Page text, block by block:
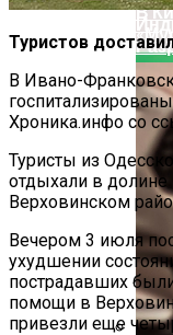
В
Туристов
В Ивано-
Хроника.инфо со
Туристы из
отдыхали в долине
Верховинском
Вечером 3 июля
ухудшении
пострадавших
помощи в
привезли еще